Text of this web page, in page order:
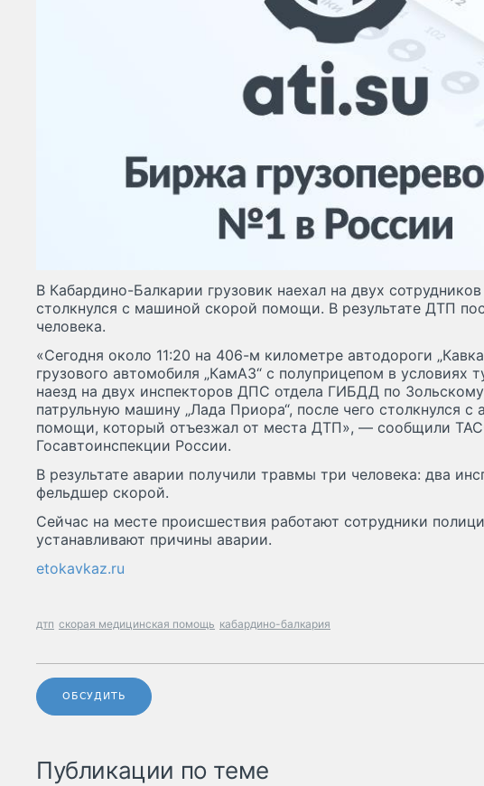
В Кабардино-Балкарии грузовик наехал на двух
столкнулся с машиной скорой помощи. В результате ДТП
человека.
«Сегодня около 11:20 на 406-м километре автодороги
грузового автомобиля „КамАЗ“ с полуприцепом в условиях
наезд на двух инспекторов ДПС отдела ГИБДД по
патрульную машину „Лада Приора“, после чего столкнулся
помощи, который отъезжал от места ДТП», — сообщили
Госавтоинспекции России.
В результате аварии получили травмы три человека: два
фельдшер скорой.
Сейчас на месте происшествия работают сотрудники
устанавливают причины аварии.
etokavkaz.ru
дтп скорая медицинская помощь кабардино-балкария
ОБСУДИТЬ
Публикации по теме